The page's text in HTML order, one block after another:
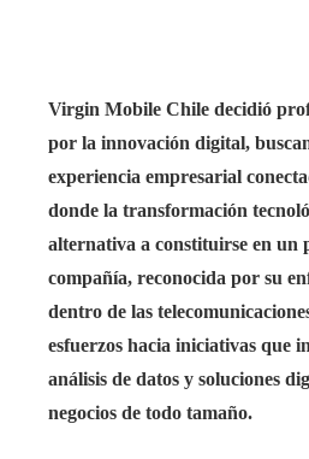
Virgin Mobile Chile decidió
por la innovación digital,
experiencia empresarial
donde la transformación
alternativa a constituirse en un
compañía, reconocida por su
dentro de las
esfuerzos hacia iniciativas que
análisis de datos y soluciones
negocios de todo tamaño.